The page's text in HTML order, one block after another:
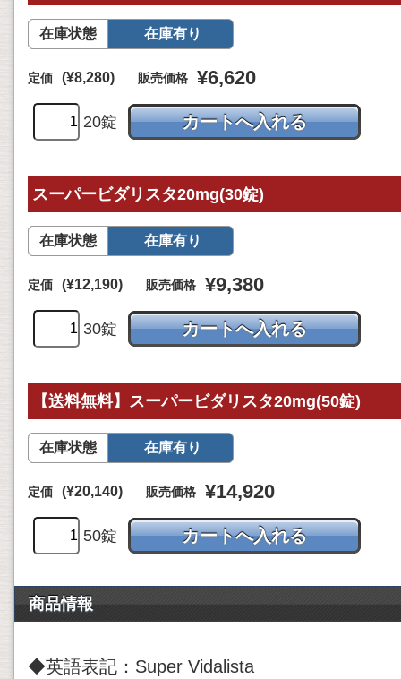
在庫状態 在庫有り
定価 (¥8,280) 販売価格 ¥6,620
20錠
スーパービダリスタ20mg(30錠)
在庫状態 在庫有り
定価 (¥12,190) 販売価格 ¥9,380
30錠
【送料無料】スーパービダリスタ20mg(50錠)
在庫状態 在庫有り
定価 (¥20,140) 販売価格 ¥14,920
50錠
商品情報
◆英語表記：Super Vidalista